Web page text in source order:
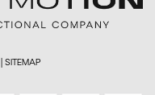
SITEMAP